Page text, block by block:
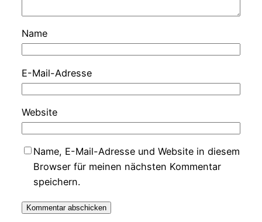
Name
E-Mail-Adresse
Website
Name, E-Mail-Adresse und Website in diesem
Browser für meinen nächsten Kommentar
speichern.